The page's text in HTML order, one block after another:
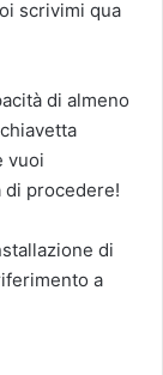
scrivimi qua
di almeno
vuoi
di procedere!
di
a